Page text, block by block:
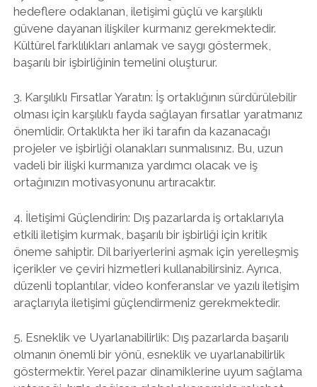
hedeflere odaklanan, iletişimi güçlü ve karşılıklı
güvene dayanan ilişkiler kurmanız gerekmektedir.
Kültürel farklılıkları anlamak ve saygı göstermek,
başarılı bir işbirliğinin temelini oluşturur.
3. Karşılıklı Fırsatlar Yaratın: İş ortaklığının sürdürülebilir
olması için karşılıklı fayda sağlayan fırsatlar yaratmanız
önemlidir. Ortaklıkta her iki tarafın da kazanacağı
projeler ve işbirliği olanakları sunmalısınız. Bu, uzun
vadeli bir ilişki kurmanıza yardımcı olacak ve iş
ortağınızın motivasyonunu artıracaktır.
4. İletişimi Güçlendirin: Dış pazarlarda iş ortaklarıyla
etkili iletişim kurmak, başarılı bir işbirliği için kritik
öneme sahiptir. Dil bariyerlerini aşmak için yerelleşmiş
içerikler ve çeviri hizmetleri kullanabilirsiniz. Ayrıca,
düzenli toplantılar, video konferanslar ve yazılı iletişim
araçlarıyla iletişimi güçlendirmeniz gerekmektedir.
5. Esneklik ve Uyarlanabilirlik: Dış pazarlarda başarılı
olmanın önemli bir yönü, esneklik ve uyarlanabilirlik
göstermektir. Yerel pazar dinamiklerine uyum sağlama